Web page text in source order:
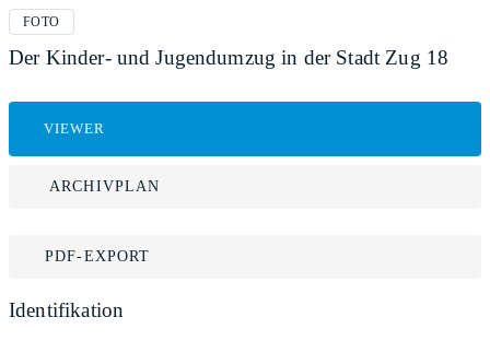
FOTO
Der Kinder- und Jugendumzug in der Stadt Zug 18
VIEWER
ARCHIVPLAN
PDF-EXPORT
Identifikation